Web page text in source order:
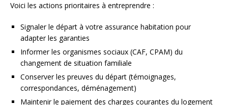
Voici les actions prioritaires à entreprendre :
Signaler le départ à votre assurance habitation pour
adapter les garanties
Informer les organismes sociaux (CAF, CPAM) du
changement de situation familiale
Conserver les preuves du départ (témoignages,
correspondances, déménagement)
Maintenir le paiement des charges courantes du logement